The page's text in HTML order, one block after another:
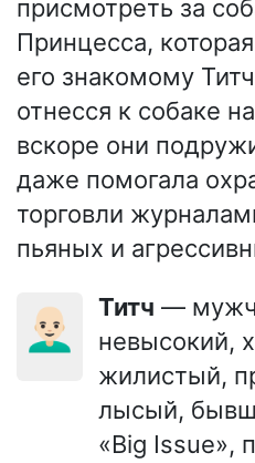
присмотреть за
Принцесса,
его знакомому
отнесся к собаке
вскоре они
даже помогала
торговли
пьяных и
👨🏻‍🦲 Титч —
невысокий,
жилистый,
лысый,
«Big Issue»,